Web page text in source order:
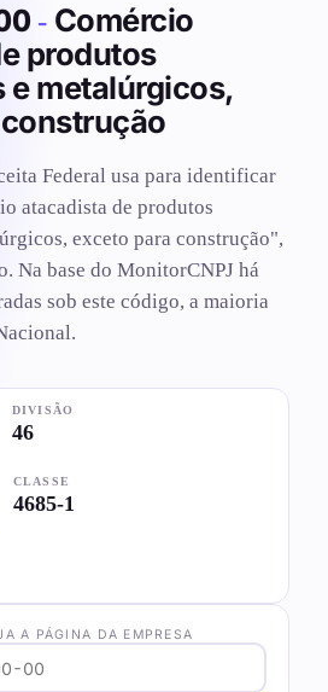
- Comércio
produtos
e metalúrgicos,
Federal usa para identificar
atacadista de produtos
exceto para construção",
Na base do MonitorCNPJ há
sob este código, a maioria
DIVISÃO
46
CLASSE
4685-1
A PÁGINA DA EMPRESA